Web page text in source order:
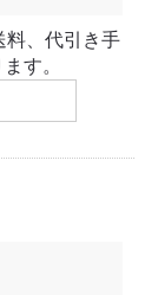
料、代引き手
す。